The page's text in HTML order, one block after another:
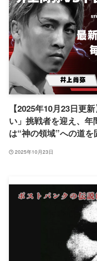
【2025年10月23日更
い」挑戦者を迎え、年
は“神の領域”への道を
2025年10月23日